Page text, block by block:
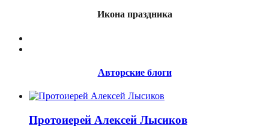
Икона праздника
Авторские блоги
Протоиерей Алексей Лысиков